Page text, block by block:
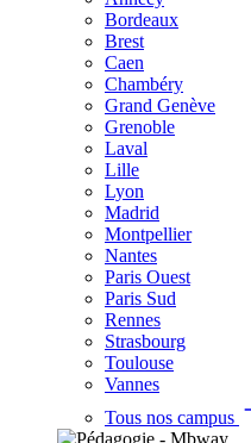
Bordeaux
Brest
Caen
Chambéry
Grand Genève
Grenoble
Laval
Lille
Lyon
Madrid
Montpellier
Nantes
Paris Ouest
Paris Sud
Rennes
Strasbourg
Toulouse
Vannes
Tous nos campus